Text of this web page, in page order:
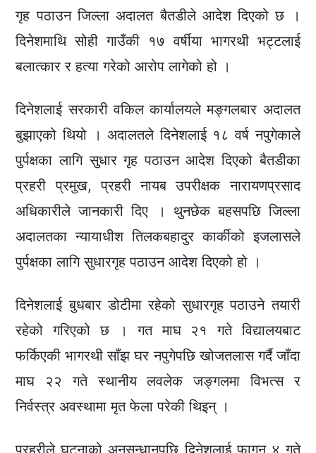
गृह पठाउन जिल्ला अदालत बैतडीले आदेश दिएको छ ।
दिनेशमाथि सोही गाउँकी १७ वर्षीया भागरथी भट्टलाई
बलात्कार र हत्या गरेको आरोप लागेको हो ।
दिनेशलाई सरकारी वकिल कार्यालयले मङ्गलबार अदालत
बुझाएको थियो । अदालतले दिनेशलाई १८ वर्ष नपुगेकाले
पुर्पक्षका लागि सुधार गृह पठाउन आदेश दिएको बैतडीका
प्रहरी प्रमुख, प्रहरी नायब उपरीक्षक नारायणप्रसाद
अधिकारीले जानकारी दिए । थुनछेक बहसपछि जिल्ला
अदालतका न्यायाधीश तिलकबहादुर कार्कीको इजलासले
पुर्पक्षका लागि सुधारगृह पठाउन आदेश दिएको हो ।
दिनेशलाई बुधबार डोटीमा रहेको सुधारगृह पठाउने तयारी
रहेको गरिएको छ । गत माघ २१ गते विद्यालयबाट
फर्किएकी भागरथी साँझ घर नपुगेपछि खोजतलास गर्दै जाँदा
माघ २२ गते स्थानीय लवलेक जङ्गलमा विभत्स र
निर्वस्त्र अवस्थामा मृत फेला परेकी थिइन् ।